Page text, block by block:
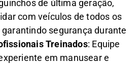
de última geração,
com veículos de todos os
segurança durante
Treinados: Equipe
em manusear e